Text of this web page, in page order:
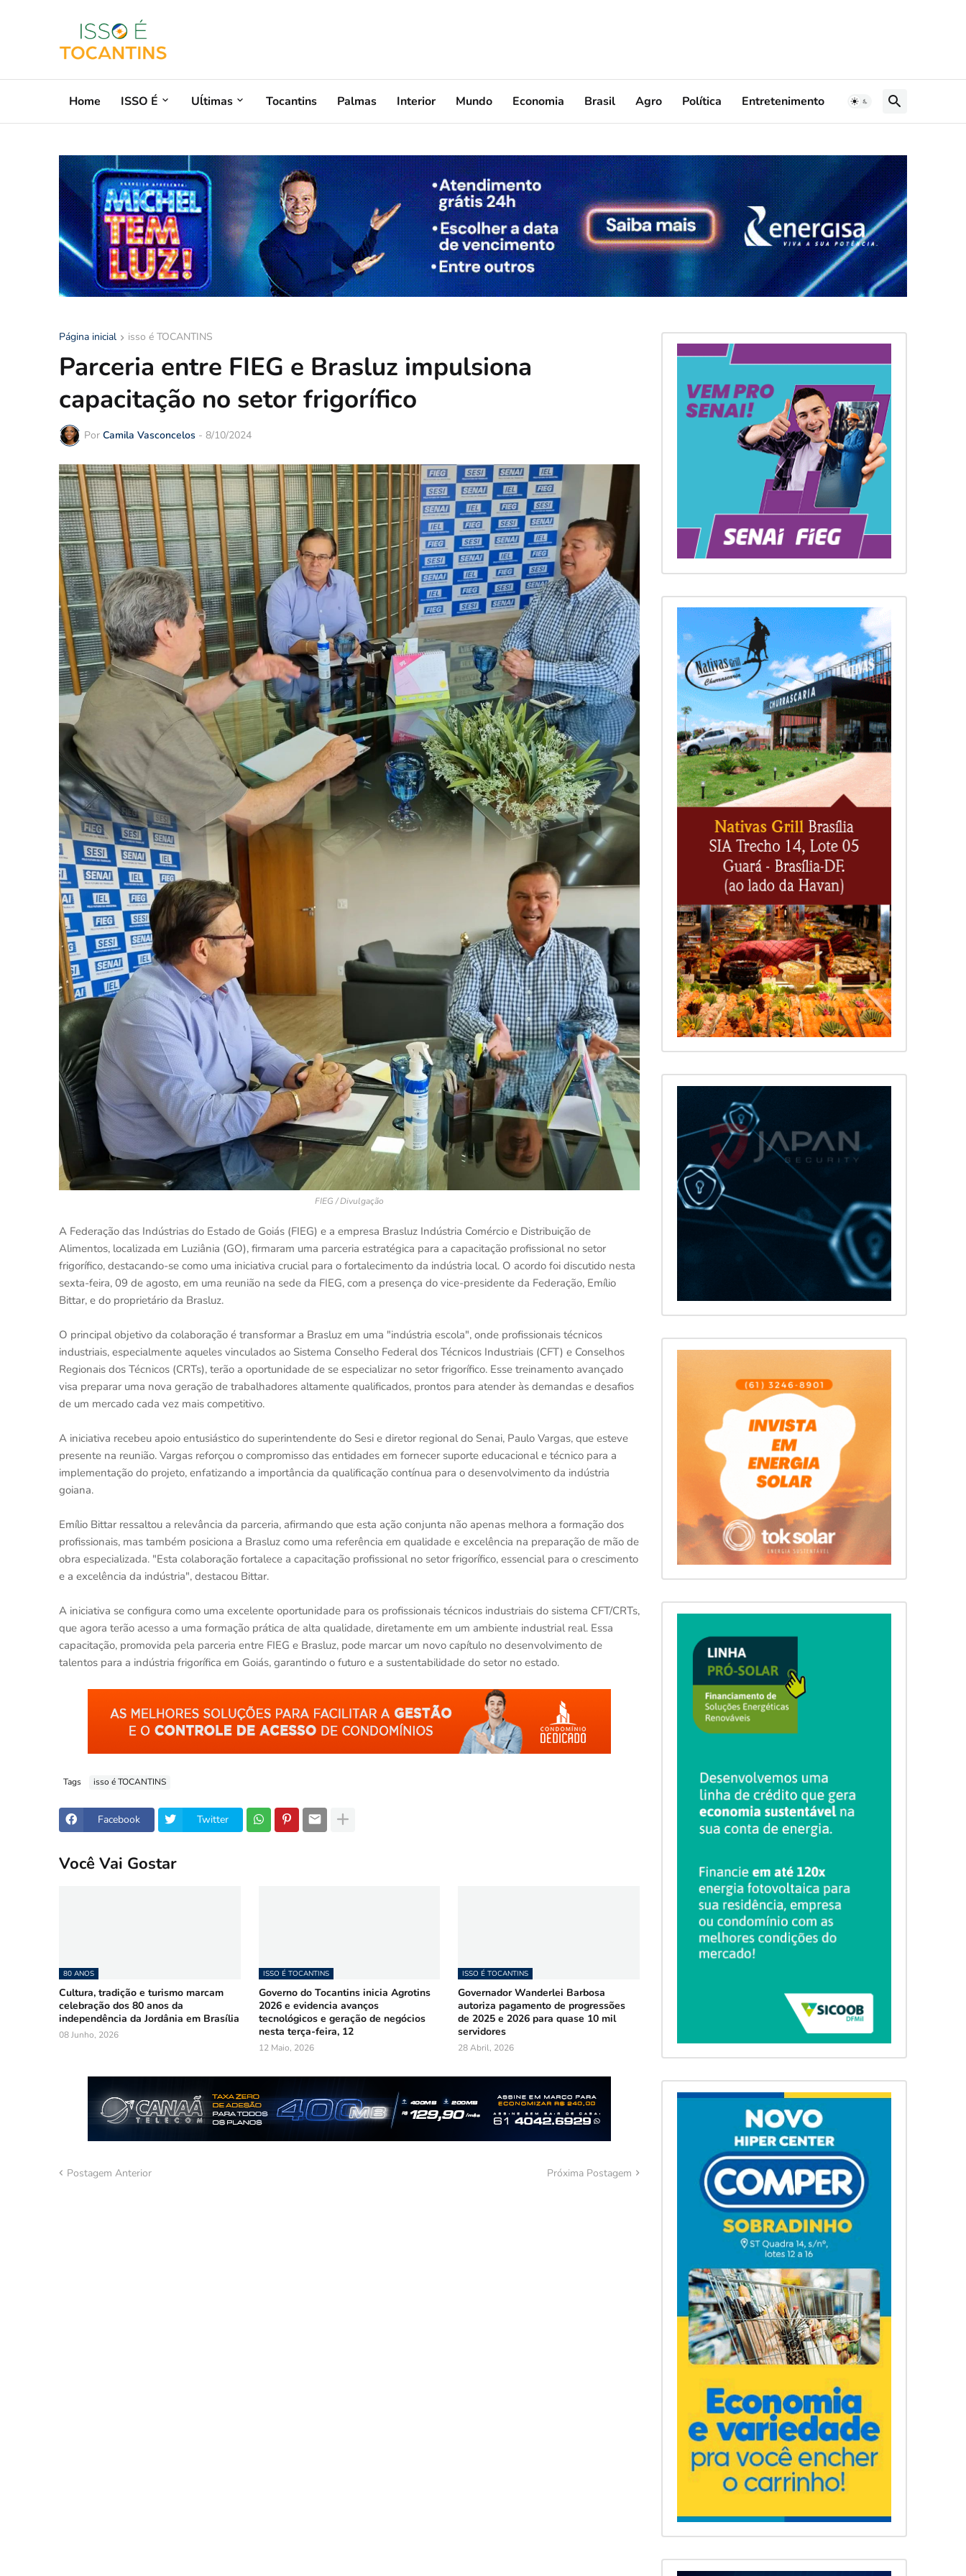
Home ISSO É Uĺtimas Tocantins Palmas Interior Mundo Economia Brasil Agro Política Entretenimento
Página inicial isso é TOCANTINS
Parceria entre FIEG e Brasluz impulsiona
capacitação no setor frigorífico
Por Camila Vasconcelos - 8/10/2024
FIEG / Divulgação
A Federação das Indústrias do Estado de Goiás (FIEG) e a empresa Brasluz Indústria Comércio e Distribuição de
Alimentos, localizada em Luziânia (GO), firmaram uma parceria estratégica para a capacitação profissional no setor
frigorífico, destacando-se como uma iniciativa crucial para o fortalecimento da indústria local. O acordo foi discutido nesta
sexta-feira, 09 de agosto, em uma reunião na sede da FIEG, com a presença do vice-presidente da Federação, Emílio
Bittar, e do proprietário da Brasluz.
O principal objetivo da colaboração é transformar a Brasluz em uma "indústria escola", onde profissionais técnicos
industriais, especialmente aqueles vinculados ao Sistema Conselho Federal dos Técnicos Industriais (CFT) e Conselhos
Regionais dos Técnicos (CRTs), terão a oportunidade de se especializar no setor frigorífico. Esse treinamento avançado
visa preparar uma nova geração de trabalhadores altamente qualificados, prontos para atender às demandas e desafios
de um mercado cada vez mais competitivo.
A iniciativa recebeu apoio entusiástico do superintendente do Sesi e diretor regional do Senai, Paulo Vargas, que esteve
presente na reunião. Vargas reforçou o compromisso das entidades em fornecer suporte educacional e técnico para a
implementação do projeto, enfatizando a importância da qualificação contínua para o desenvolvimento da indústria
goiana.
Emílio Bittar ressaltou a relevância da parceria, afirmando que esta ação conjunta não apenas melhora a formação dos
profissionais, mas também posiciona a Brasluz como uma referência em qualidade e excelência na preparação de mão de
obra especializada. "Esta colaboração fortalece a capacitação profissional no setor frigorífico, essencial para o crescimento
e a excelência da indústria", destacou Bittar.
A iniciativa se configura como uma excelente oportunidade para os profissionais técnicos industriais do sistema CFT/CRTs,
que agora terão acesso a uma formação prática de alta qualidade, diretamente em um ambiente industrial real. Essa
capacitação, promovida pela parceria entre FIEG e Brasluz, pode marcar um novo capítulo no desenvolvimento de
talentos para a indústria frigorífica em Goiás, garantindo o futuro e a sustentabilidade do setor no estado.
Tags isso é TOCANTINS
Facebook Twitter
Você Vai Gostar
80 ANOS
Cultura, tradição e turismo marcam
celebração dos 80 anos da
independência da Jordânia em Brasília
08 Junho, 2026
ISSO É TOCANTINS
Governo do Tocantins inicia Agrotins
2026 e evidencia avanços
tecnológicos e geração de negócios
nesta terça-feira, 12
12 Maio, 2026
ISSO É TOCANTINS
Governador Wanderlei Barbosa
autoriza pagamento de progressões
de 2025 e 2026 para quase 10 mil
servidores
28 Abril, 2026
Postagem Anterior Próxima Postagem